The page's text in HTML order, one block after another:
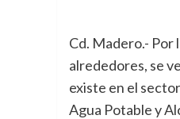
Cd. Madero.- Por
alrededores, se
existe en el
Agua Potable y